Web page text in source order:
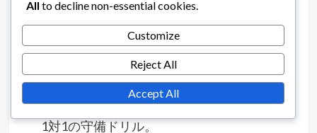
とに焦点を当てるべきです。重要な技術には、
相手を影で追い、スペースを効果的に閉じるこ
とが含まれます。
タックルとポジショニングを練習するための
1対1の守備ドリル。
All to decline non-essential cookies.
Customize
Reject All
Accept All